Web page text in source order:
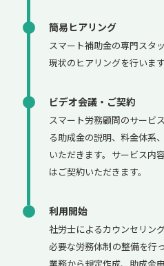
簡易ヒアリング
スマート補助金の専門スタ
現状のヒアリングを行います
ビデオ会議・ご契約
スマート労務顧問のサービ
る助成金の説明、料金体系
いただきます。サービス内
はご契約いただきます。
利用開始
社労士によるカウンセリン
必要な労務体制の整備を行
業務から規定作成、助成金